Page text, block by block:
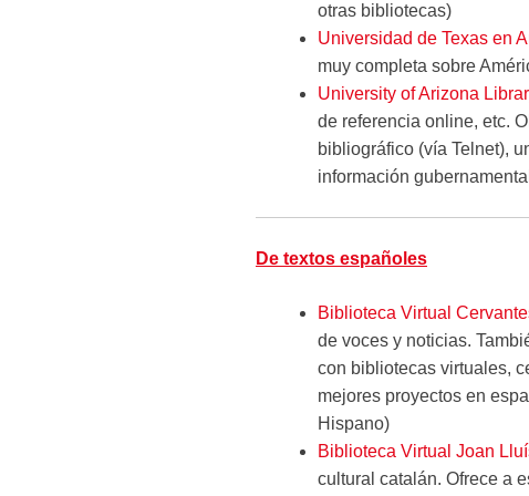
otras bibliotecas)
Universidad de Texas en
muy completa sobre
University of Arizona
de referencia online, etc.
bibliográfico (vía Telnet),
información
De textos españoles
Biblioteca Virtual
de voces y noticias.
con bibliotecas virtuales,
mejores proyectos en
Hispano)
Biblioteca Virtual Joan
cultural catalán. Ofrece a